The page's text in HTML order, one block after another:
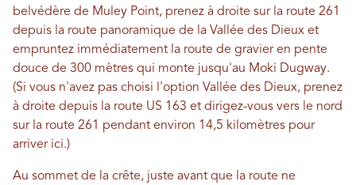
belvédère de Muley Point, prenez à droite sur la route 261
depuis la route panoramique de la Vallée des Dieux et
empruntez immédiatement la route de gravier en pente
douce de 300 mètres qui monte jusqu'au Moki Dugway.
(Si vous n'avez pas choisi l'option Vallée des Dieux, prenez
à droite depuis la route US 163 et dirigez-vous vers le nord
sur la route 261 pendant environ 14,5 kilomètres pour
arriver ici.)
Au sommet de la crête, juste avant que la route ne